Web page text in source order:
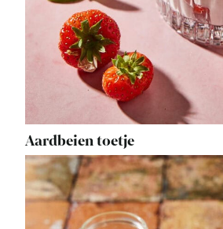
Aardbeien toetje